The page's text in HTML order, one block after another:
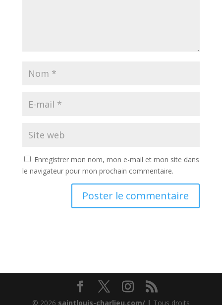
Enregistrer mon nom, mon e-mail et mon site dans
le navigateur pour mon prochain commentaire.
© 2026 saintlouis-charlieu.com/ | Tous droits